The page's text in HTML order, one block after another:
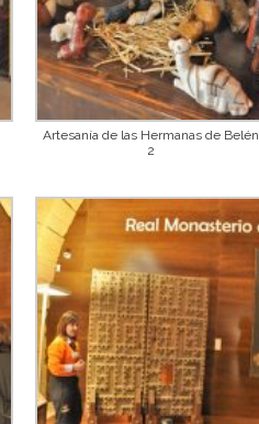
Artesanía de las Hermanas de Belén
2